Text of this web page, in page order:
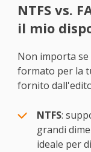
NTFS vs.
il mio
Non importa
formato per la
fornito
NTFS:
grandi
ideale per